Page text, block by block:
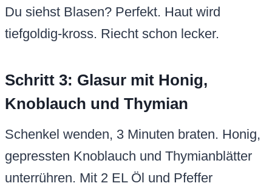
Du siehst Blasen? Perfekt. Haut wird
tiefgoldig-kross. Riecht schon lecker.
Schritt 3: Glasur mit Honig,
Knoblauch und Thymian
Schenkel wenden, 3 Minuten braten. Honig,
gepressten Knoblauch und Thymianblätter
unterrühren. Mit 2 EL Öl und Pfeffer